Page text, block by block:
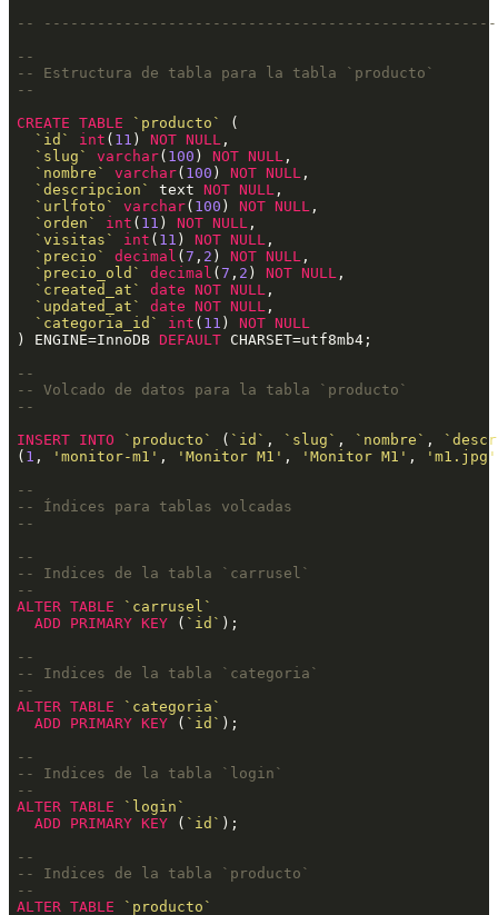
--
--
-- Estructura de tabla para la tabla `producto`
--
CREATE TABLE `producto`
(
`id`
int ( 11 ) NOT NULL,
`slug`
varchar( 100 ) NOT NULL,
`nombre`
varchar( 100 ) NOT NULL,
`descripcion`
text NOT NULL,
`urlfoto`
varchar( 100 ) NOT NULL,
`orden`
int ( 11 ) NOT NULL,
`visitas`
int ( 11 ) NOT NULL,
`precio`
decimal ( 7 , 2 ) NOT NULL,
`precio_old`
decimal ( 7 , 2 ) NOT NULL,
`created_at`
date NOT NULL,
`updated_at`
date NOT NULL,
`categoria_id`
int ( 11 ) NOT NULL
) ENGINE=InnoDB DEFAULT CHARSET=utf8mb4;
--
-- Volcado de datos para la tabla `producto`
--
INSERT
INTO `producto` ( `id` , `slug` , `nombre` ,
( 1 , 'monitor-m1' , 'Monitor M1' , 'Monitor M1' , 'm1.jpg'
--
-- Índices para tablas volcadas
--
--
-- Indices de la tabla `carrusel`
--
ALTER TABLE
`carrusel`
ADD
PRIMARY KEY ( `id` );
--
-- Indices de la tabla `categoria`
--
ALTER TABLE
`categoria`
ADD
PRIMARY KEY ( `id` );
--
-- Indices de la tabla `login`
--
ALTER TABLE
`login`
ADD
PRIMARY KEY ( `id` );
--
-- Indices de la tabla `producto`
--
ALTER TABLE `producto`